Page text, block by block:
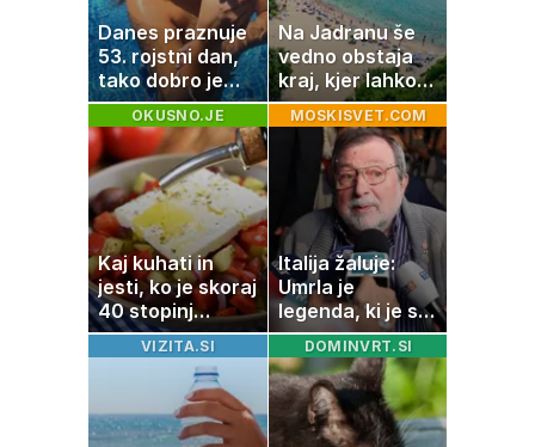
Danes praznuje
53. rojstni dan,
tako dobro je
videti znana
Slovenka
Na Jadranu še
vedno obstaja
kraj, kjer lahko
dopustujete
poceni:
nastanitev že od
10 evrov, kosilo
za pet evrov
OKUSNO.JE
Kaj kuhati in
jesti, ko je skoraj
40 stopinj
Celzija: 5 kosil
brez prižiganja
MOSKISVET.COM
Italija žaluje:
Umrla je
legenda, ki je s
svojimi pesmimi
zaznamovala
Italijo
VIZITA.SI DOMINVRT.SI